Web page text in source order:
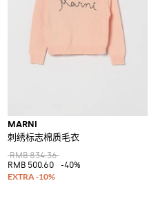
MARNI
刺绣标志棉质毛衣
RMB 834.36
RMB 500.60
-40%